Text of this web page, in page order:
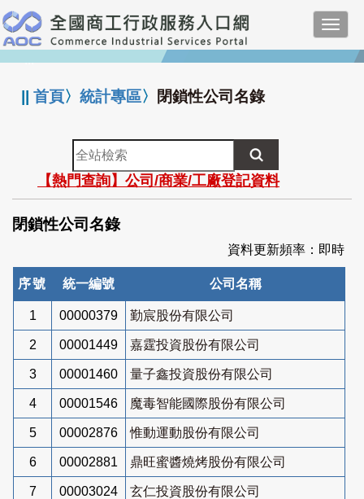
跳
到
主
要
:::
||首頁〉統計專區〉 閉鎖性公司名錄
全
站
檢
索
【熱門查詢】公司/商業/工廠登記資料
閉鎖性公司名錄
資料更新頻率：即時
序號 統一編號 公司名稱
1 00000379 勤宸股份有限公司
2 00001449 嘉霆投資股份有限公司
3 00001460 量子鑫投資股份有限公司
4 00001546 魔毒智能國際股份有限公司
5 00002876 惟動運動股份有限公司
6 00002881 鼎旺蜜醬燒烤股份有限公司
7 00003024 玄仁投資股份有限公司